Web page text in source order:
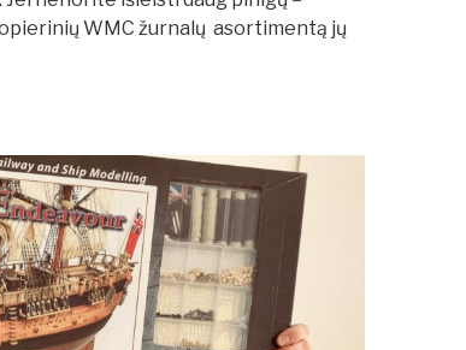
WMC žurnalų asortimentą jų